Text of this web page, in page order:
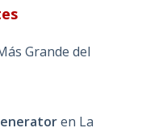
Grande del
en La